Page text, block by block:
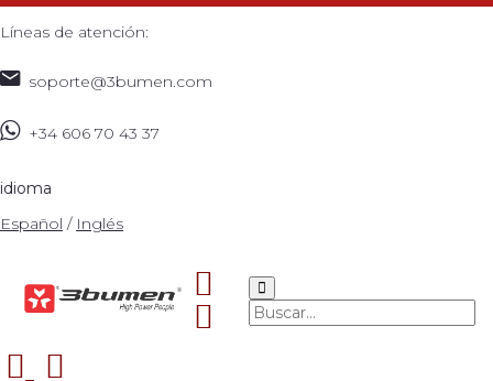
Líneas de atención:
soporte@3bumen.com
+34 606 70 43 37
idioma
Español / Inglés
Cargadores DC
60kW / 120kW